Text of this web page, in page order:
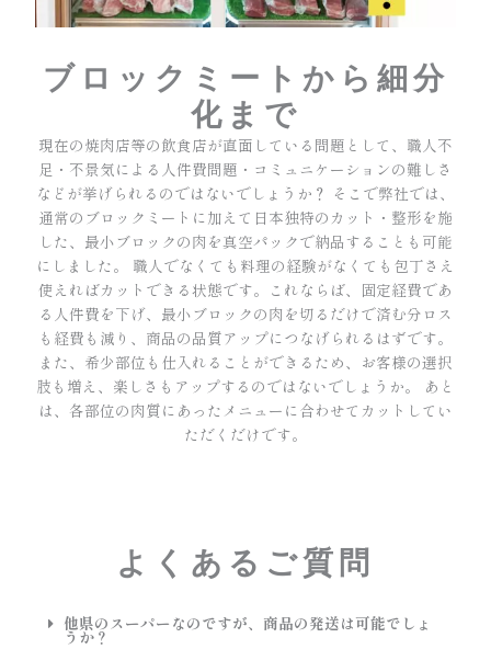
ブロックミートから細分
化まで
現在の焼肉店等の飲食店が直面している問題として、職人不
足・不景気による人件費問題・コミュニケーションの難しさ
などが挙げられるのではないでしょうか？ そこで弊社では、
通常のブロックミートに加えて日本独特のカット・整形を施
した、最小ブロックの肉を真空パックで納品することも可能
にしました。 職人でなくても料理の経験がなくても包丁さえ
使えればカットできる状態です。これならば、固定経費であ
る人件費を下げ、最小ブロックの肉を切るだけで済む分ロス
も経費も減り、商品の品質アップにつなげられるはずです。
また、希少部位も仕入れることができるため、お客様の選択
肢も増え、楽しさもアップするのではないでしょうか。 あと
は、各部位の肉質にあったメニューに合わせてカットしてい
ただくだけです。
よくあるご質問
他県のスーパーなのですが、商品の発送は可能でしょ
うか？